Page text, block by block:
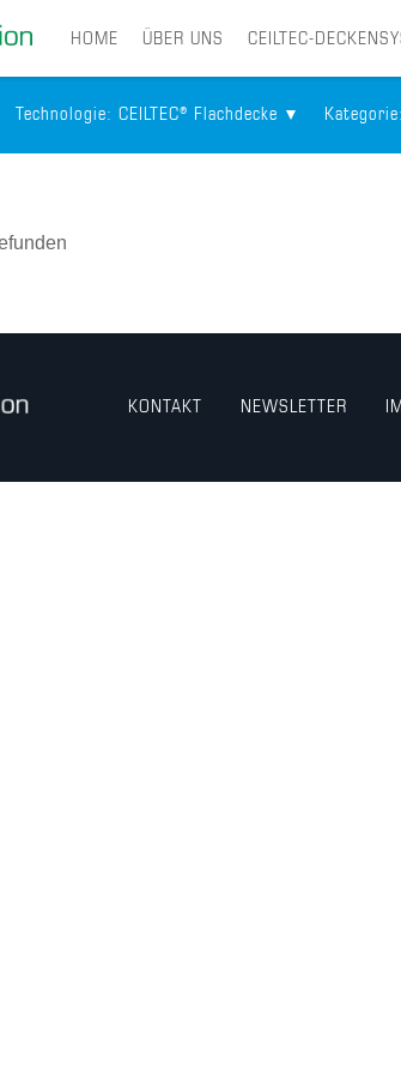
HOME ÜBER UNS CEILTEC-
Technologie: CEILTEC® Flachdecke Kategorie
KONTAKT NEWSLETTER